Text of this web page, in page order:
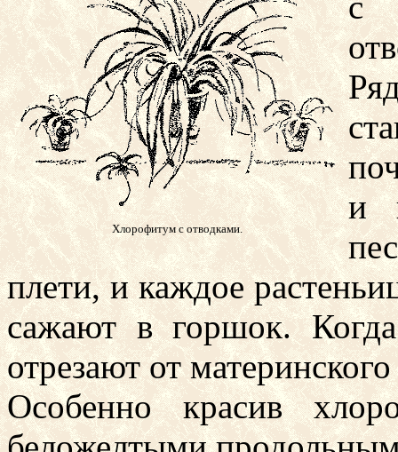
Хлорофитум с отводками.
и
плети, и каждое
сажают в горшок. Когда
отрезают от
Особенно красив